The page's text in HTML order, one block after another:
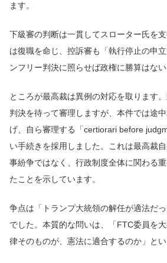
ます。
下級審の判断は一貫してスローター氏を
は復職を命じ、控訴審も「執行停止の申
ンフリー判決に照らせば政権に勝算はない
ところが最高裁は異例の対応を取ります
判決を待って審理しますが、本件では途
げ、自ら審理する「certiorari before
い手続きを採用しました。これは最高裁
事紛争ではなく、行政制度全体に関わる
たことを示しています。
争点は「トランプ大統領の解任が適法だ
でした。本質的な問いは、「FTC委員を
律そのものが、憲法に適合するのか」とい